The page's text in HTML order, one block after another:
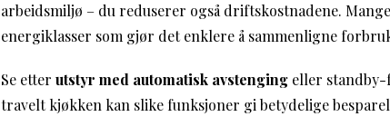
arbeidsmiljø – du reduserer også driftskostnadene.
energiklasser som gjør det enklere å sammenligne
Se etter utstyr med automatisk avstenging eller standby-
travelt kjøkken kan slike funksjoner gi betydelige